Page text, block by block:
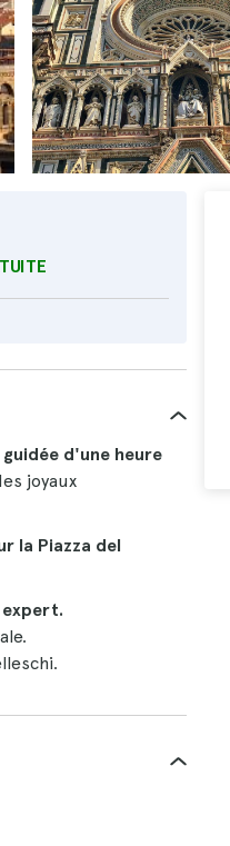
d'une heure
joyaux
la Piazza del
expert.